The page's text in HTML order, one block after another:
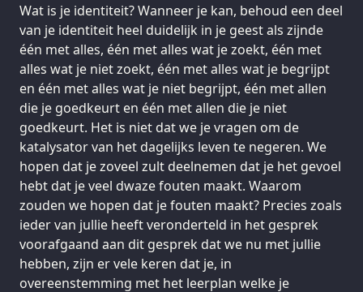
Wat is je identiteit? Wanneer je kan, behoud een deel
van je identiteit heel duidelijk in je geest als zijnde
één met alles, één met alles wat je zoekt, één met
alles wat je niet zoekt, één met alles wat je begrijpt
en één met alles wat je niet begrijpt, één met allen
die je goedkeurt en één met allen die je niet
goedkeurt. Het is niet dat we je vragen om de
katalysator van het dagelijks leven te negeren. We
hopen dat je zoveel zult deelnemen dat je het gevoel
hebt dat je veel dwaze fouten maakt. Waarom
zouden we hopen dat je fouten maakt? Precies zoals
ieder van jullie heeft veronderteld in het gesprek
voorafgaand aan dit gesprek dat we nu met jullie
hebben, zijn er vele keren dat je, in
overeenstemming met het leerplan welke je